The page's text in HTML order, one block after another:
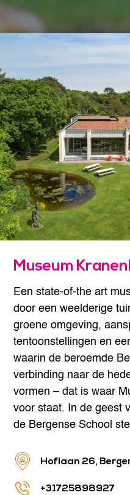
Museum
Een state-of-the art
door een weelderige
groene omgeving,
tentoonstellingen en
waarin de beroemde
verbinding naar de
vormen – dat is waar
voor staat. In de geest
de Bergense School
Hoflaan 26,
+31725898927